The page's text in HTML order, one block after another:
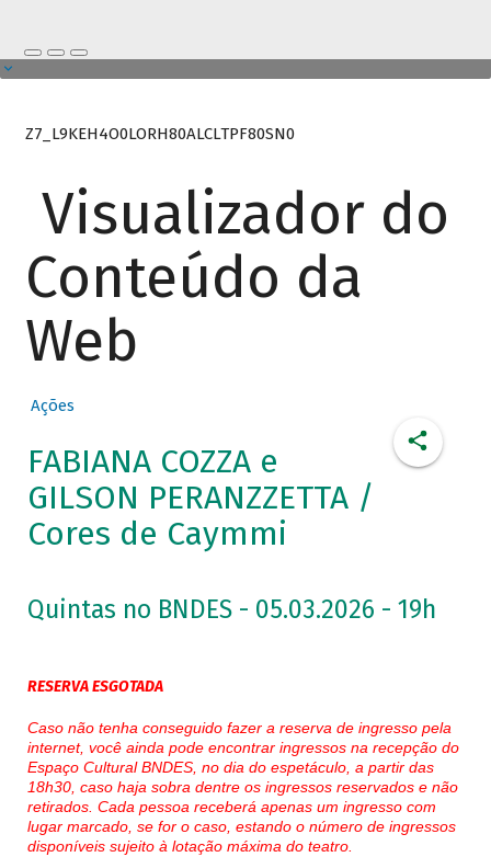
Z7_L9KEH4O0LORH80ALCLTPF80SN0
Visualizador do
Conteúdo da
Web
Ações
FABIANA COZZA e
GILSON PERANZZETTA /
Cores de Caymmi
Quintas no BNDES - 05.03.2026 - 19h
RESERVA ESGOTADA
Caso não tenha conseguido fazer a reserva de ingresso pela
internet, você ainda pode encontrar ingressos na recepção do
Espaço Cultural BNDES, no dia do espetáculo, a partir das
18h30, caso haja sobra dentre os ingressos reservados e não
retirados. Cada pessoa receberá apenas um ingresso com
lugar marcado, se for o caso, estando o número de ingressos
disponíveis sujeito à lotação máxima do teatro.